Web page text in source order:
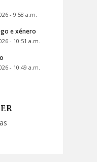
- 9:58 a.m.
e xénero
- 10:51 a.m.
- 10:49 a.m.